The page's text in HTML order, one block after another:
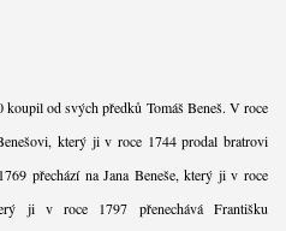
od svých předků Tomáš Beneš. V roce
který ji v roce 1744 prodal bratrovi
přechází na Jana Beneše, který ji v roce
ji v roce 1797 přenechává Františku